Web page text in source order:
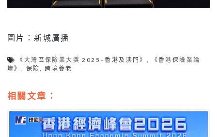
圖片：新城廣播
《大灣區保險業大獎 2025–香港及澳門》 ,
《香港保險業論
壇》 , 保險,跨境養老
相關文章：